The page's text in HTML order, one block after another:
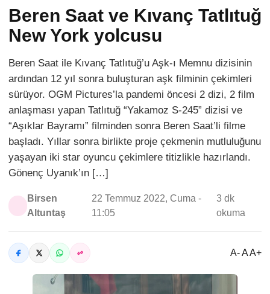
Beren Saat ve Kıvanç Tatlıtuğ
New York yolcusu
Beren Saat ile Kıvanç Tatlıtuğ’u Aşk-ı Memnu dizisinin
ardından 12 yıl sonra buluşturan aşk filminin çekimleri
sürüyor. OGM Pictures’la pandemi öncesi 2 dizi, 2 film
anlaşması yapan Tatlıtuğ “Yakamoz S-245” dizisi ve
“Aşıklar Bayramı” filminden sonra Beren Saat’li filme
başladı. Yıllar sonra birlikte proje çekmenin mutluluğunu
yaşayan iki star oyuncu çekimlere titizlikle hazırlandı.
Gönenç Uyanık’ın […]
Birsen
Altuntaş
22 Temmuz 2022, Cuma -
11:05
3 dk
okuma
A- A A+